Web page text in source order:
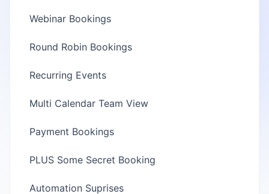
Webinar Bookings
Round Robin Bookings
Recurring Events
Multi Calendar Team View
Payment Bookings
PLUS Some Secret Booking
Automation Suprises